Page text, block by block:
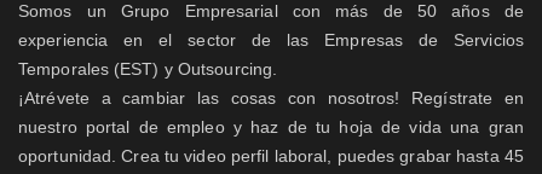
Somos un Grupo Empresarial con más de 50 años de
experiencia en el sector de las Empresas de Servicios
Temporales (EST) y Outsourcing.
¡Atrévete a cambiar las cosas con nosotros! Regístrate en
nuestro portal de empleo y haz de tu hoja de vida una gran
oportunidad. Crea tu video perfil laboral, puedes grabar hasta 45